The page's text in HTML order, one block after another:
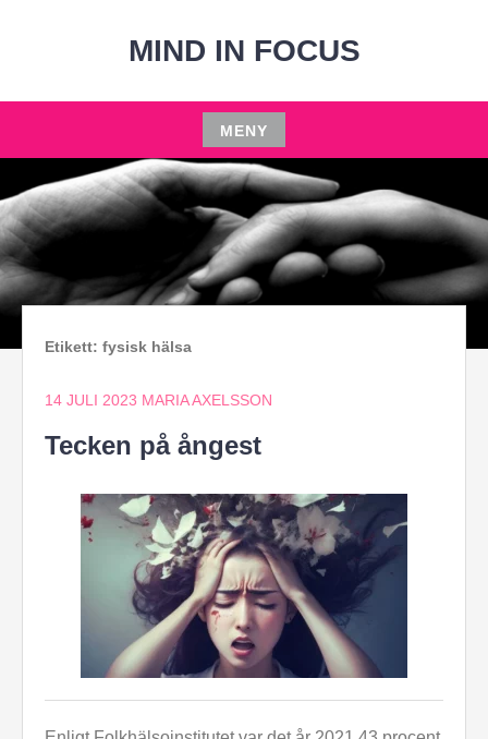
MIND IN FOCUS
MENY
Hoppa
till
innehåll
Etikett: fysisk hälsa
14 JULI 2023 MARIA AXELSSON
Tecken på ångest